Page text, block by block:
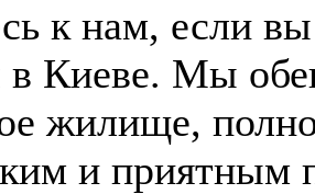
к нам, если
в Киеве. Мы
жилище,
и приятным